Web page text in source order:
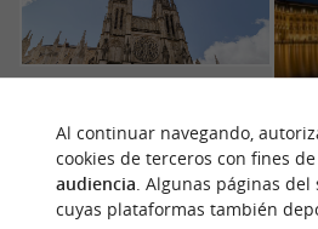
Andrés
Al continuar navegando,
cookies de terceros con fines de
audiencia. Algunas páginas del
cuyas plataformas también